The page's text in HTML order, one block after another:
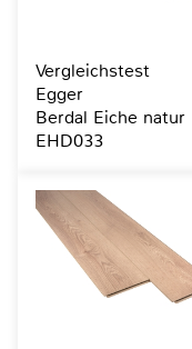
Vergleichstest
Egger
Berdal Eiche natur
EHD033